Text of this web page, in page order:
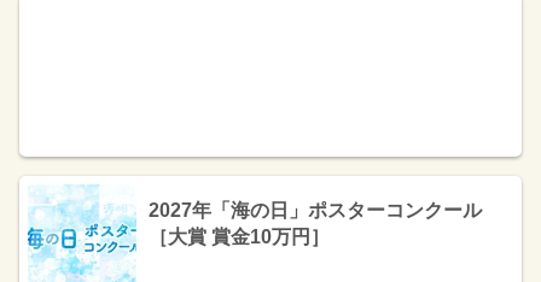
2027年「海の日」ポスターコンクール
［大賞 賞金10万円］